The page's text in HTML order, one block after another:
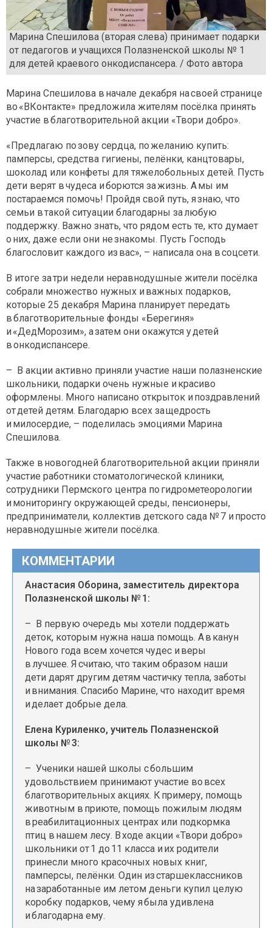
Марина Спешилова (вторая слева) принимает подарки
от педагогов и учащихся Полазненской школы № 1
для детей краевого онкодиспансера. / Фото автора
Марина Спешилова в начале декабря на своей странице
во «ВКонтакте» предложила жителям посёлка принять
участие в благотворительной акции «Твори добро».
«Предлагаю по зову сердца, по желанию купить:
памперсы, средства гигиены, пелёнки, канцтовары,
шоколад или конфеты для тяжелобольных детей. Пусть
дети верят в чудеса и борются за жизнь. А мы им
постараемся помочь! Пройдя свой путь, я знаю, что
семьи в такой ситуации благодарны за любую
поддержку. Важно знать, что рядом есть те, кто думает
о них, даже если они не знакомы. Пусть Господь
благословит каждого из вас», – написала она в соцсети.
В итоге за три недели неравнодушные жители посёлка
собрали множество нужных и важных подарков,
которые 25 декабря Марина планирует передать
в благотворительные фонды «Берегиня»
и «ДедМорозим», а затем они окажутся у детей
в онкодиспансере.
– В акции активно приняли участие наши полазненские
школьники, подарки очень нужные и красиво
оформлены. Много написано открыток и поздравлений
от детей детям. Благодарю всех за щедрость
и милосердие, – поделилась эмоциями Марина
Спешилова.
Также в новогодней благотворительной акции приняли
участие работники стоматологической клиники,
сотрудники Пермского центра по гидрометеорологии
и мониторингу окружающей среды, пенсионеры,
предприниматели, коллектив детского сада № 7 и просто
неравнодушные жители посёлка.
КОММЕНТАРИИ
Анастасия Оборина, заместитель директора
Полазненской школы № 1:
– В первую очередь мы хотели поддержать
деток, которым нужна наша помощь. А в канун
Нового года всем хочется чудес и веры
в лучшее. Я считаю, что таким образом наши
дети дарят другим детям частичку тепла, заботы
и внимания. Спасибо Марине, что находит время
и делает добрые дела.
Елена Куриленко, учитель Полазненской
школы № 3:
– Ученики нашей школы с большим
удовольствием принимают участие во всех
благотворительных акциях. К примеру, помощь
животным в приюте, помощь пожилым людям
в реабилитационных центрах или подкормка
птиц в нашем лесу. В ходе акции «Твори добро»
школьники от 1 до 11 класса и их родители
принесли много красочных новых книг,
памперсы, пелёнки. Один из старшеклассников
на заработанные им летом деньги купил целую
коробку подарков, чему я была удивлена
и благодарна ему.